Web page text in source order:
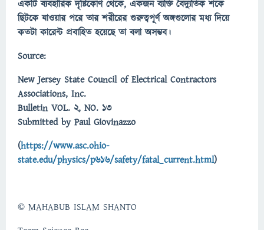
একটি ব্যবহারিক দৃষ্টিকোণ থেকে, একজন ব্যক্তি বৈদ্যুতিক শকে
ছিটকে যাওয়ার পরে তার শরীরের গুরুত্বপূর্ণ অঙ্গগুলোর মধ্য দিয়ে
কতটা কারেন্ট প্রবাহিত হয়েছে তা বলা অসম্ভব।
Source:
New Jersey State Council of Electrical Contractors
Associations, Inc.
Bulletin VOL. 2, NO. 13
Submitted by Paul Giovinazzo
(https://www.asc.ohio-
state.edu/physics/p616/safety/fatal_current.html)
© MAHABUB ISLAM SHANTO